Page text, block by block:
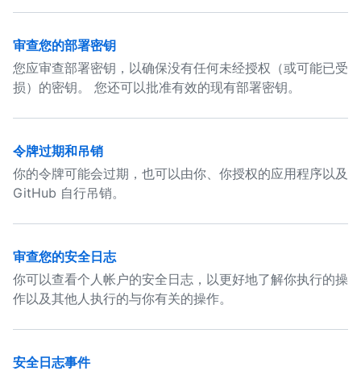
审查您的部署密钥
您应审查部署密钥，以确保没有任何未经授权（或可能已受
损）的密钥。 您还可以批准有效的现有部署密钥。
令牌过期和吊销
你的令牌可能会过期，也可以由你、你授权的应用程序以及
GitHub 自行吊销。
审查您的安全日志
你可以查看个人帐户的安全日志，以更好地了解你执行的操
作以及其他人执行的与你有关的操作。
安全日志事件